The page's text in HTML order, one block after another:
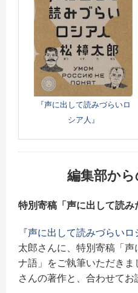
『声に出して読みづらいロ
シア人』
編集部か
特別寄稿「声に出して読み
『声に出して読みづらいロ
太郎さんに、特別寄稿「
ナ語」をご執筆いただき
さんの著作と、合わせてお